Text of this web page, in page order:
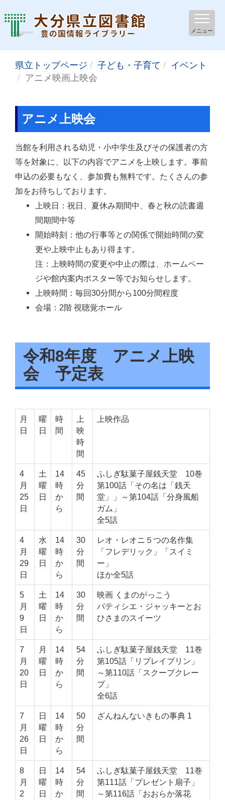
メニュー
県立トップページ 子ども・子育て
イベント
アニメ映画上映会
アニメ上映会
当館を利用される幼児・小中学生及びその保護者の方
等を対象に、以下の内容でアニメを上映します。事前
申込の必要もなく、参加費も無料です。たくさんの参
加をお待ちしております。
上映日：祝日、夏休み期間中、春と秋の読書週
間期間中等
開始時刻：他の行事等との関係で開始時間の変
更や上映中止もあり得ます。
注：上映時間の変更や中止の際は、ホームペー
ジや館内案内ポスター等でお知らせします。
上映時間：毎回30分間から100分間程度
会場：2階 視聴覚ホール
令和8年度 アニメ上映
会 予定表
月
日
曜
日
時
間
上
映
時
間
上映作品
4
月
25
日
土
曜
日
14
時
か
ら
45
分
間
ふしぎ駄菓子屋銭天堂 10巻
第100話「その名は「銭天
堂」」～第104話「分身風船
ガム」
全5話
4
月
29
日
水
曜
日
14
時
か
ら
30
分
間
レオ・レオニ５つの名作集
「フレデリック」「スイミ
ー」
ほか全5話
5
月
9
日
土
曜
日
14
時
か
ら
30
分
間
映画 くまのがっこう
パティシエ・ジャッキーとお
ひさまのスイーツ
7
月
20
日
月
曜
日
14
時
か
ら
54
分
間
ふしぎ駄菓子屋銭天堂 11巻
第105話「リプレイプリン」
～第110話「スクープクレー
プ」
全6話
7
月
26
日
日
曜
日
14
時
か
ら
50
分
間
ざんねんないきもの事典 1
8
月
2
日
曜
日
14
時
か
54
分
間
ふしぎ駄菓子屋銭天堂 11巻
第111話「プレゼント扇子」
～第116話「おおらか落花